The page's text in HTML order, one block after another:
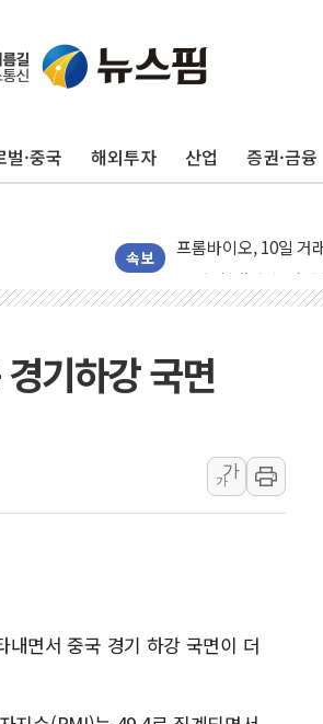
벌·중국 해외투자 산업 증권·금융
속보
'변기 수리' 집주인
워트, 상반기 영업이
NH농협생명, 농작업
아바코, 2분기 매출
보로노이, 폐암 치료
푸본현대생명, 육군 3
벼랑 끝 선 '동전주'
1순위보다 낮은 특
컴투스 '제우스: 오만
KDB생명 본입찰 3파
반도체공학회
카카오, 2026년 임
기하강 국면
가
가
면서 중국 경기 하강 국면이 더